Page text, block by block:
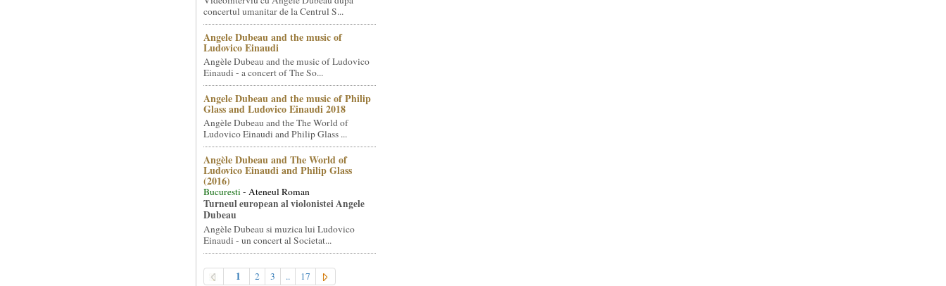
concertul umanitar de la Centrul S...
Angele Dubeau and the music of
Ludovico Einaudi
Angèle Dubeau and the music of Ludovico
Einaudi - a concert of The So...
Angele Dubeau and the music of Philip
Glass and Ludovico Einaudi 2018
Angèle Dubeau and the The World of
Ludovico Einaudi and Philip Glass ...
Angèle Dubeau and The World of
Ludovico Einaudi and Philip Glass
(2016)
Bucuresti- Ateneul Roman
Turneul european al violonistei Angele
Dubeau
Angèle Dubeau si muzica lui Ludovico
Einaudi - un concert al Societat...
1 2 3 .. 17